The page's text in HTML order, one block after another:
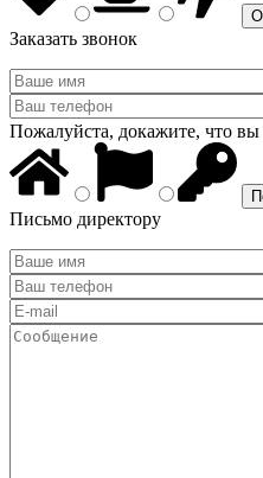
Заказать звонок
Пожалуйста, докажите, что вы
Письмо директору